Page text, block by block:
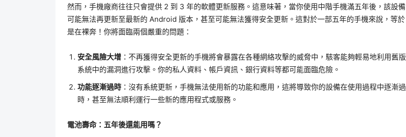
然而，手機廠商往往只會提供 2 到 3 年的軟體更新服務。這意味著，當你使用中階手機滿五年後，該設備
可能無法再更新至最新的 Android 版本，甚至可能無法獲得安全更新。這對於一部五年的手機來說，等於
是在裸奔！你將面臨兩個嚴重的問題：
安全風險大增 ：不再獲得安全更新的手機將會暴露在各種網絡攻擊的威脅中，駭客能夠輕易地利用舊版
系統中的漏洞進行攻擊。你的私人資料、帳戶資訊、銀行資料等都可能面臨危險。
功能逐漸過時 ：沒有系統更新，手機無法使用新的功能和應用，這將導致你的設備在使用過程中逐漸過
時，甚至無法順利運行一些新的應用程式或服務。
電池壽命：五年後還能用嗎？